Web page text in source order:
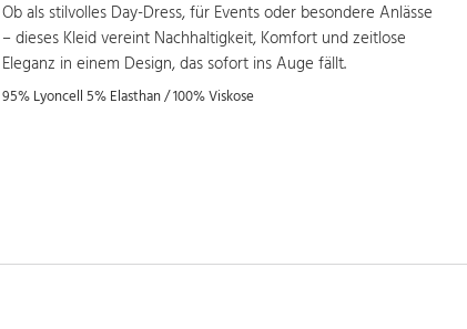
Ob als stilvolles Day-Dress, für Events oder besondere Anlässe
– dieses Kleid vereint Nachhaltigkeit, Komfort und zeitlose
Eleganz in einem Design, das sofort ins Auge fällt.
95% Lyoncell 5% Elasthan / 100% Viskose